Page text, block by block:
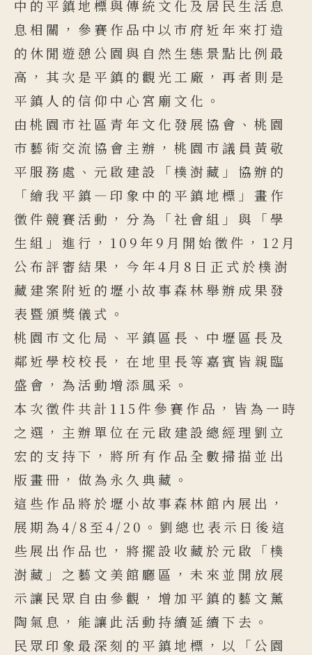
中的平鎮地標與傳統文化及居民生活息
息相關，參賽作品中以市府近年來打造
的休閒遊憩公園與自然生態景點比例最
高，其次是平鎮的觀光工廠，再者則是
平鎮人的信仰中心宮廟文化。
由桃園市社區青年文化發展協會、桃園
市藝術交流協會主辦，桃園市議員黃敬
平服務處、元啟建設「樸澍藏」協辦的
「繪我平鎮—印象中的平鎮地標」畫作
徵件競賽活動，分為「社會組」與「學
生組」進行，109年9月開始徵件，12月
公布評審結果，今年4月8日正式於樸澍
藏建案附近的壢小故事森林舉辦成果發
表暨頒獎儀式。
桃園市文化局、平鎮區長、中壢區長及
鄰近學校校長，在地里長等嘉賓皆親臨
盛會，為活動增添風采。
本次徵件共計115件參賽作品，皆為一時
之選，主辦單位在元啟建設總經理劉立
宏的支持下，將所有作品全數掃描並出
版畫冊，做為永久典藏。
這些作品將於壢小故事森林館內展出，
展期為4/8至4/20。劉總也表示日後這
些展出作品也，將擺設收藏於元啟「樸
澍藏」之藝文美館廳區，未來並開放展
示讓民眾自由參觀，增加平鎮的藝文薰
陶氣息，能讓此活動持續延續下去。
民眾印象最深刻的平鎮地標，以「公園